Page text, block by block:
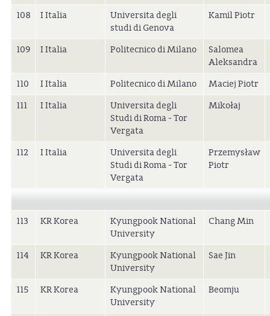
108 I Italia
Universita degli
studi di Genova
Kamil Piotr
109 I Italia Politecnico di Milano
Salomea
Aleksandra
110 I Italia Politecnico di Milano Maciej Piotr
111
I Italia
Universita degli
Studi di Roma - Tor
Vergata
Mikołaj
112 I Italia
Universita degli
Studi di Roma - Tor
Vergata
Przemysław
Piotr
113 KR Korea
Kyungpook National
University
Chang Min
114 KR Korea
Kyungpook National
University
Sae Jin
115 KR Korea
Kyungpook National
University
Beomju